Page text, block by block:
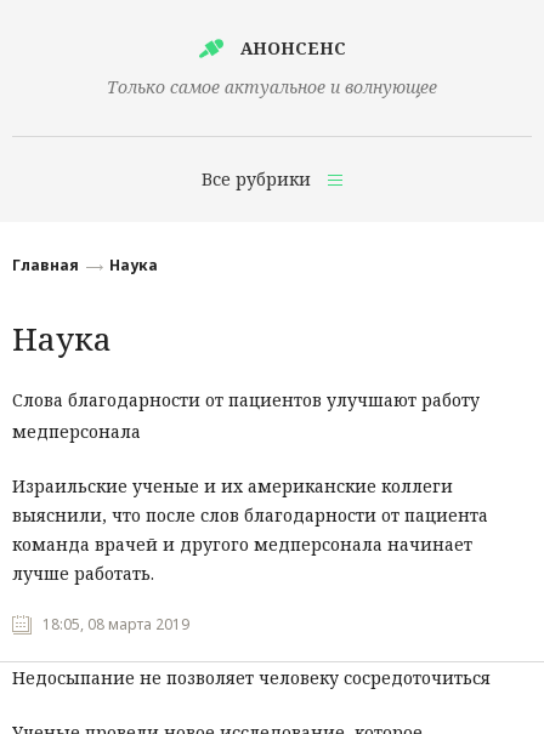
АНОНСЕНС
Только самое актуальное и волнующее
Все рубрики
Технологии
Культура
Общество
Мнения
Происшествия
Главная Наука
Наука
Слова благодарности от пациентов улучшают работу
медперсонала
Израильские ученые и их американские коллеги
выяснили, что после слов благодарности от пациента
команда врачей и другого медперсонала начинает
лучше работать.
18:05, 08 марта 2019
Недосыпание не позволяет человеку сосредоточиться